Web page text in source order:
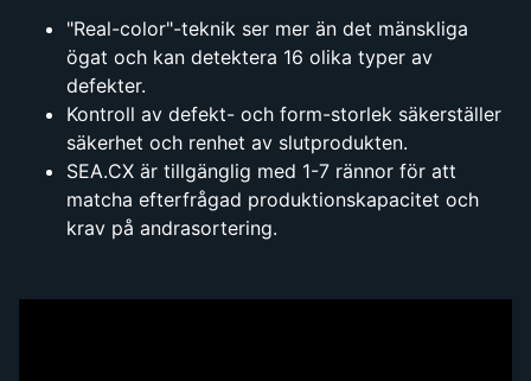
"Real-color"-teknik ser mer än det mänskliga
ögat och kan detektera 16 olika typer av
defekter.
Kontroll av defekt- och form-storlek säkerställer
säkerhet och renhet av slutprodukten.
SEA.CX är tillgänglig med 1-7 rännor för att
matcha efterfrågad produktionskapacitet och
krav på andrasortering.